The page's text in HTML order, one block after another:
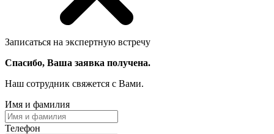
Записаться на экспертную встречу
Спасибо, Ваша заявка получена.
Наш сотрудник свяжется с Вами.
Имя и фамилия
Телефон